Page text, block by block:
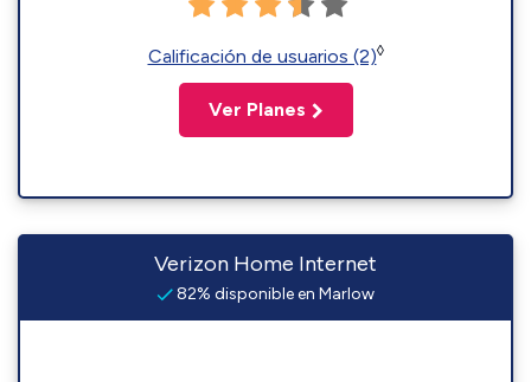
Calificación de usuarios (2)◊
Ver Planes
Verizon Home Internet
82% disponible en Marlow